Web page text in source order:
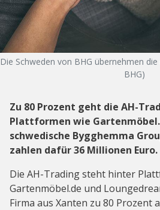
Die Schweden von BHG übernehmen
BHG)
Zu 80 Prozent geht die AH-
Plattformen wie
schwedische Bygghemma
zahlen dafür 36 Millionen Euro.
Die AH-Trading steht hinter
Gartenmöbel.de und
Firma aus Xanten zu 80 Prozent